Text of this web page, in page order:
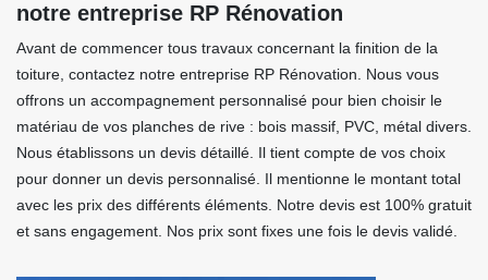
notre entreprise RP Rénovation
Avant de commencer tous travaux concernant la finition de la
toiture, contactez notre entreprise RP Rénovation. Nous vous
offrons un accompagnement personnalisé pour bien choisir le
matériau de vos planches de rive : bois massif, PVC, métal divers.
Nous établissons un devis détaillé. Il tient compte de vos choix
pour donner un devis personnalisé. Il mentionne le montant total
avec les prix des différents éléments. Notre devis est 100% gratuit
et sans engagement. Nos prix sont fixes une fois le devis validé.